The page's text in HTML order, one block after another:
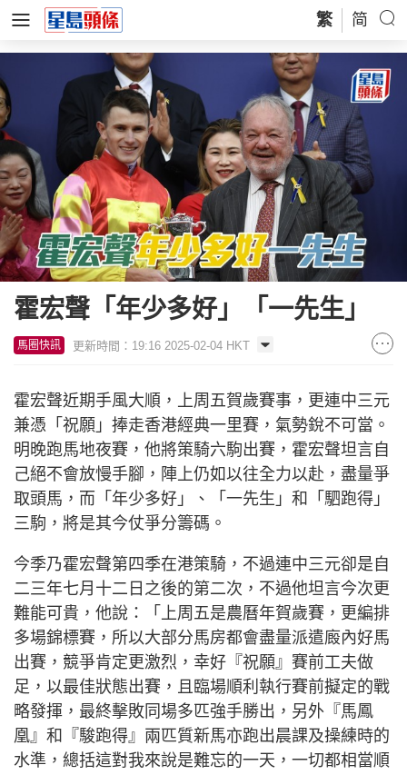
繁 简
霍宏聲「年少多好」「一先生」
馬圈快訊 更新時間：19:16 2025-02-04 HKT
霍宏聲近期手風大順，上周五賀歲賽事，更連中三元
兼憑「祝願」捧走香港經典一里賽，氣勢銳不可當。
明晚跑馬地夜賽，他將策騎六駒出賽，霍宏聲坦言自
己絕不會放慢手腳，陣上仍如以往全力以赴，盡量爭
取頭馬，而「年少多好」、「一先生」和「駟跑得」
三駒，將是其今仗爭分籌碼。
今季乃霍宏聲第四季在港策騎，不過連中三元卻是自
二三年七月十二日之後的第二次，不過他坦言今次更
難能可貴，他說：「上周五是農曆年賀歲賽，更編排
多場錦標賽，所以大部分馬房都會盡量派遣廄內好馬
出賽，競爭肯定更激烈，幸好『祝願』賽前工夫做
足，以最佳狀態出賽，且臨場順利執行賽前擬定的戰
略發揮，最終擊敗同場多匹強手勝出，另外『馬鳳
凰』和『駿跑得』兩匹質新馬亦跑出晨課及操練時的
水準，總括這對我來說是難忘的一天，一切都相當順